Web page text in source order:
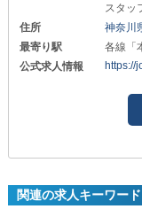
スタッ
住所
神奈川
最寄り駅
各線「
公式求人情報
https://
関連の求人キーワード